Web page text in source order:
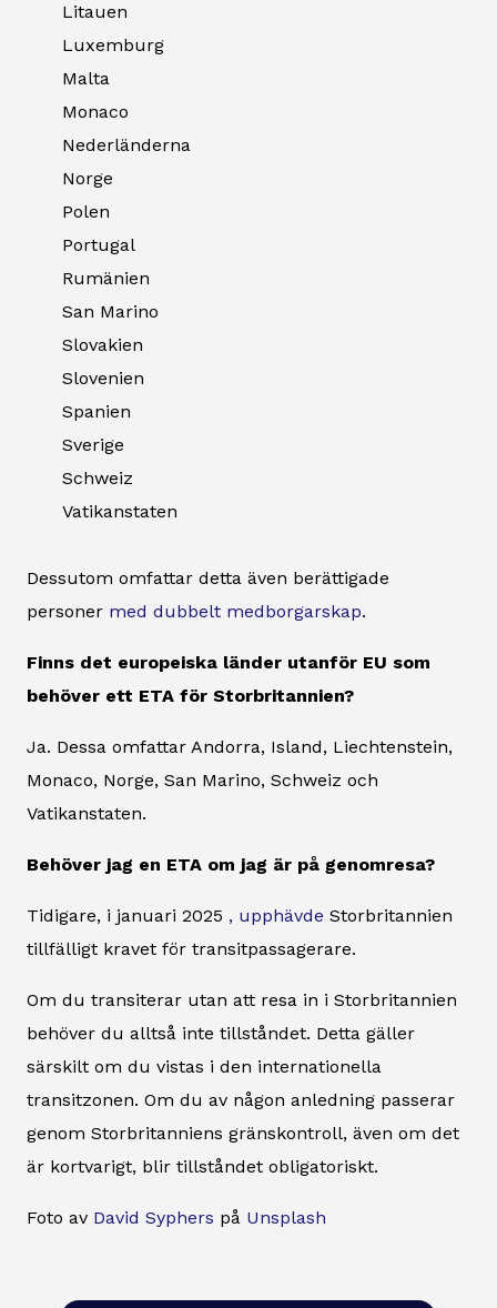
Litauen
Luxemburg
Malta
Monaco
Nederländerna
Norge
Polen
Portugal
Rumänien
San Marino
Slovakien
Slovenien
Spanien
Sverige
Schweiz
Vatikanstaten
Dessutom omfattar detta även berättigade
personer med dubbelt medborgarskap.
Finns det europeiska länder utanför EU som
behöver ett ETA för Storbritannien?
Ja. Dessa omfattar Andorra, Island, Liechtenstein,
Monaco, Norge, San Marino, Schweiz och
Vatikanstaten.
Behöver jag en ETA om jag är på genomresa?
Tidigare, i januari 2025 , upphävde Storbritannien
tillfälligt kravet för transitpassagerare.
Om du transiterar utan att resa in i Storbritannien
behöver du alltså inte tillståndet. Detta gäller
särskilt om du vistas i den internationella
transitzonen. Om du av någon anledning passerar
genom Storbritanniens gränskontroll, även om det
är kortvarigt, blir tillståndet obligatoriskt.
Foto av David Syphers på Unsplash